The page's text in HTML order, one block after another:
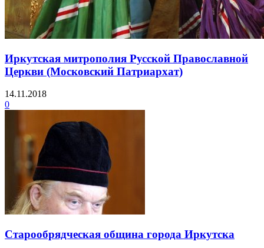
Иркутская митрополия Русской Православной
Церкви (Московский Патриархат)
14.11.2018
0
Старообрядческая община города Иркутска